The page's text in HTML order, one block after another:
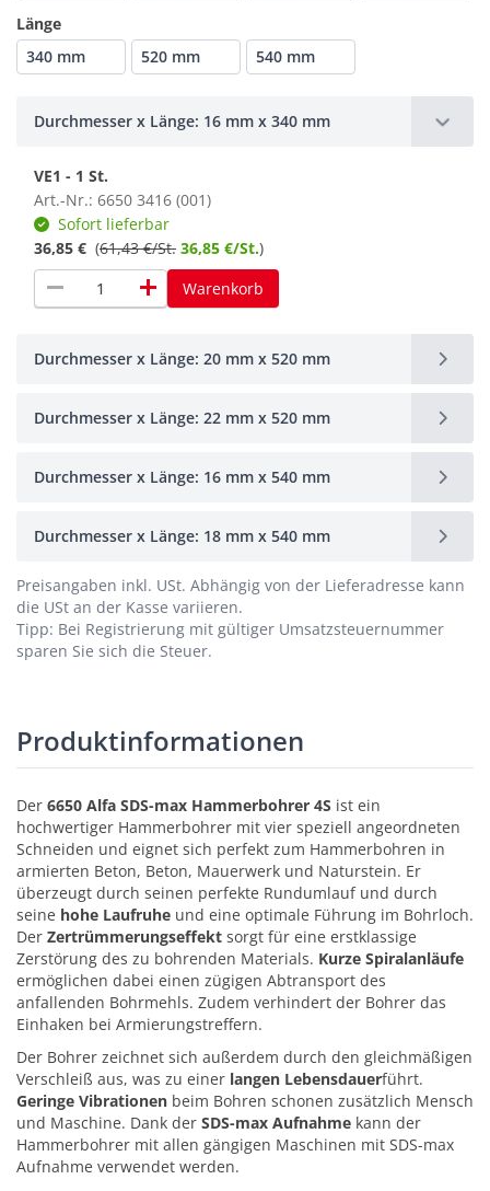
Länge
340 mm
520 mm 540 mm
Durchmesser x Länge: 16 mm x 340 mm
VE1 - 1 St.
Art.-Nr.: 6650 3416 (001)
Sofort lieferbar
36,85 € (61,43 €/St. 36,85 €/St.)
remove add Warenkorb
Durchmesser x Länge: 20 mm x 520 mm
Durchmesser x Länge: 22 mm x 520 mm
Durchmesser x Länge: 16 mm x 540 mm
Durchmesser x Länge: 18 mm x 540 mm
Preisangaben inkl. USt. Abhängig von der Lieferadresse kann
die USt an der Kasse variieren.
Tipp: Bei Registrierung mit gültiger Umsatzsteuernummer
sparen Sie sich die Steuer.
Produktinformationen
Der 6650 Alfa SDS-max Hammerbohrer 4S ist ein
hochwertiger Hammerbohrer mit vier speziell angeordneten
Schneiden und eignet sich perfekt zum Hammerbohren in
armierten Beton, Beton, Mauerwerk und Naturstein. Er
überzeugt durch seinen perfekte Rundumlauf und durch
seine hohe Laufruhe und eine optimale Führung im Bohrloch.
Der Zertrümmerungseffekt sorgt für eine erstklassige
Zerstörung des zu bohrenden Materials. Kurze Spiralanläufe
ermöglichen dabei einen zügigen Abtransport des
anfallenden Bohrmehls. Zudem verhindert der Bohrer das
Einhaken bei Armierungstreffern.
Der Bohrer zeichnet sich außerdem durch den gleichmäßigen
Verschleiß aus, was zu einer langen Lebensdauerführt.
Geringe Vibrationen beim Bohren schonen zusätzlich Mensch
und Maschine. Dank der SDS-max Aufnahme kann der
Hammerbohrer mit allen gängigen Maschinen mit SDS-max
Aufnahme verwendet werden.